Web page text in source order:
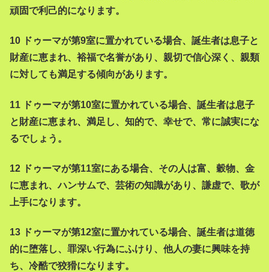
頑固で利己的になります。
10 ドゥーマが第9室に置かれている場合、誕生者は息子と
財産に恵まれ、裕福で名誉があり、親切で信心深く、親類
に対しても満足する傾向があります。
11 ドゥーマが第10室に置かれている場合、誕生者は息子
と財産に恵まれ、満足し、知的で、幸せで、常に誠実にな
るでしょう。
12 ドゥーマが第11室にある場合、その人は富、穀物、金
に恵まれ、ハンサムで、芸術の知識があり、謙虚で、歌が
上手になります。
13 ドゥーマが第12室に置かれている場合、誕生者は道徳
的に堕落し、罪深い行為にふけり、他人の妻に興味を持
ち、冷酷で狡猾になります。